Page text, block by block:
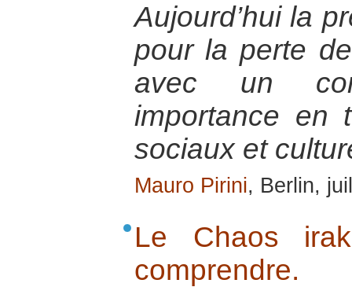
Aujourd’hui la
pour la perte
avec un
importance en
sociaux et
Mauro Pirini, Berlin,
Le Chaos
comprendre.